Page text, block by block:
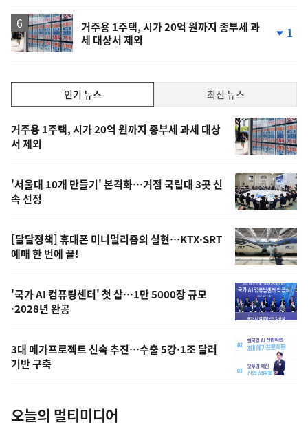
일
거주용 1주택, 시가 20억 원까지 종부세 과
세 대상서 제외
락
1
기,
최
신,
오
늘
의
영
상
오
늘
사
진
인기 뉴스 최신 뉴스
기
뉴
스
거주용 1주택, 시가 20억 원까지 종부세 과세 대상
서 제외
'서울대 10개 만들기' 본격화…거점 국립대 3곳 신
속 선정
[달달정책] 휴대폰 미니멀리즘의 실현…KTX·SRT
예매 한 번에 끝!
'국가 AI 컴퓨팅센터' 첫 삽…1만 5000장 규모
·2028년 완공
3대 메가프로젝트 신속 추진…수출 5강·1조 달러
기반 구축
오늘의 멀티미디어